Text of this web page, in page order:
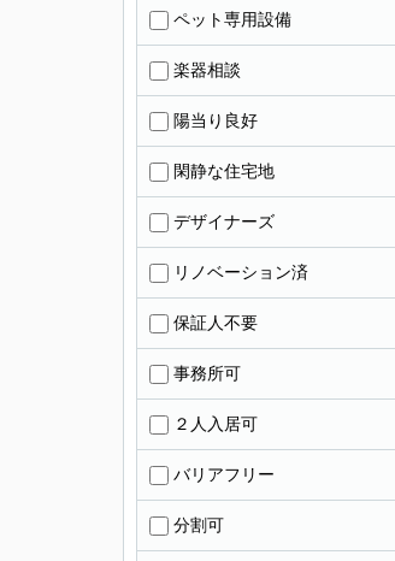
ペット専用設備
楽器相談
陽当り良好
閑静な住宅地
デザイナーズ
リノベーション済
保証人不要
事務所可
２人入居可
バリアフリー
分割可